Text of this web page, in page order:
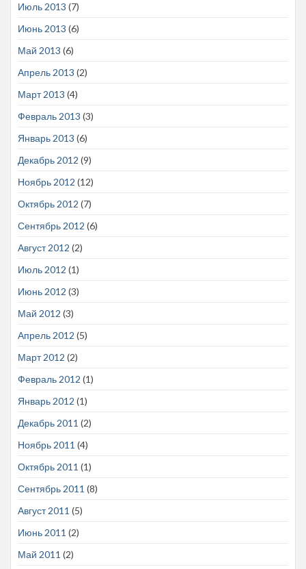
Июль 2013 (7)
Июнь 2013 (6)
Май 2013 (6)
Апрель 2013 (2)
Март 2013 (4)
Февраль 2013 (3)
Январь 2013 (6)
Декабрь 2012 (9)
Ноябрь 2012 (12)
Октябрь 2012 (7)
Сентябрь 2012 (6)
Август 2012 (2)
Июль 2012 (1)
Июнь 2012 (3)
Май 2012 (3)
Апрель 2012 (5)
Март 2012 (2)
Февраль 2012 (1)
Январь 2012 (1)
Декабрь 2011 (2)
Ноябрь 2011 (4)
Октябрь 2011 (1)
Сентябрь 2011 (8)
Август 2011 (5)
Июнь 2011 (2)
Май 2011 (2)